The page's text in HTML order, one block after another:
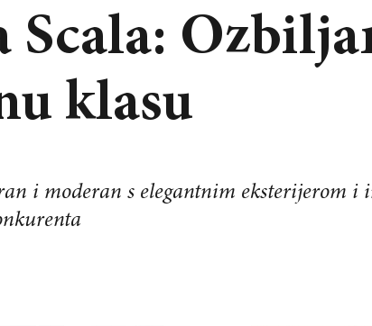
Scala:
klasu
i moderan s elegantnim eksterijerom i